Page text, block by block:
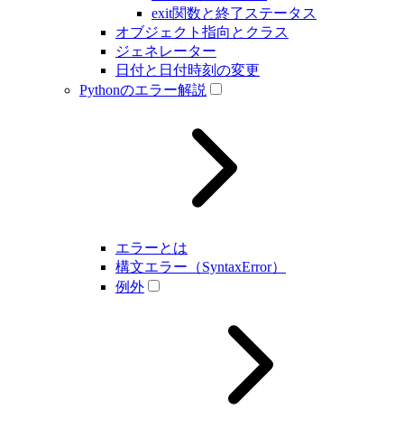
exit関数と終了ステータス
オブジェクト指向とクラス
ジェネレーター
日付と日付時刻の変更
Pythonのエラー解説
エラーとは
構文エラー（SyntaxError）
例外